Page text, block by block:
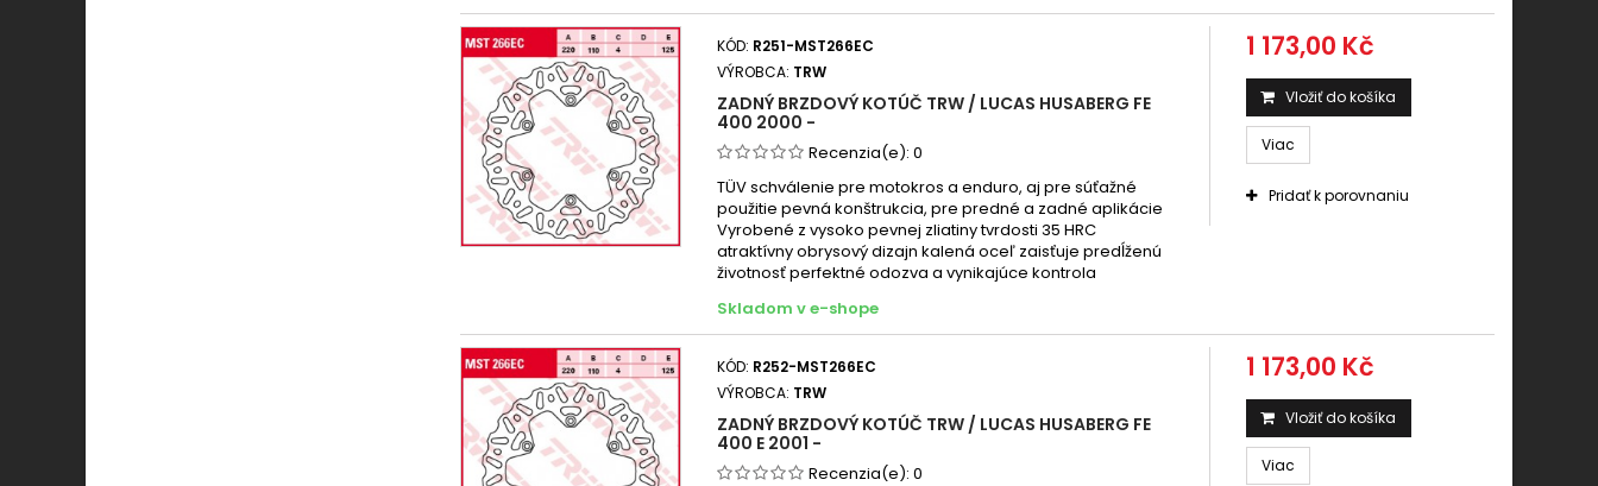
KÓD: R251-MST266EC
VÝROBCA: TRW
ZADNÝ BRZDOVÝ KOTÚČ TRW / LUCAS HUSABERG FE
400 2000 -
Recenzia(e): 0
TÜV schválenie pre motokros a enduro, aj pre súťažné
použitie pevná konštrukcia, pre predné a zadné aplikácie
Vyrobené z vysoko pevnej zliatiny tvrdosti 35 HRC
atraktívny obrysový dizajn kalená oceľ zaisťuje predĺženú
životnosť perfektné odozva a vynikajúce kontrola
Skladom v e-shope
1 173,00 Kč
Vložiť do košíka
Viac
Pridať k porovnaniu
KÓD: R252-MST266EC
VÝROBCA: TRW
ZADNÝ BRZDOVÝ KOTÚČ TRW / LUCAS HUSABERG FE
400 E 2001 -
Recenzia(e): 0
1 173,00 Kč
Vložiť do košíka
Viac